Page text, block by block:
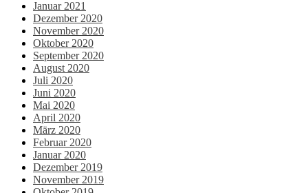
Januar 2021
Dezember 2020
November 2020
Oktober 2020
September 2020
August 2020
Juli 2020
Juni 2020
Mai 2020
April 2020
März 2020
Februar 2020
Januar 2020
Dezember 2019
November 2019